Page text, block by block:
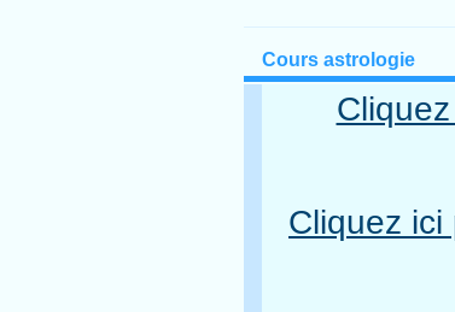
Cours astrologie
Cliquez